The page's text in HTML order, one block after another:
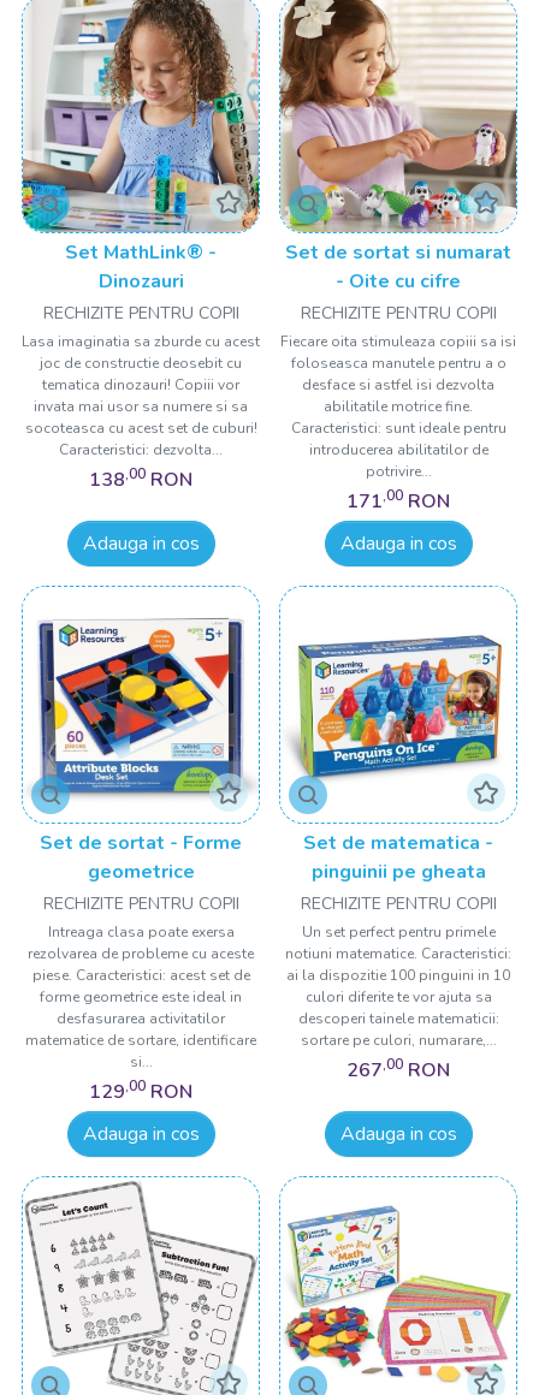
Set MathLink® -
Dinozauri
RECHIZITE PENTRU COPII
Lasa imaginatia sa zburde cu acest
joc de constructie deosebit cu
tematica dinozauri! Copiii vor
invata mai usor sa numere si sa
socoteasca cu acest set de cuburi!
Caracteristici: dezvolta...
138,00 RON
Adauga in cos
Set de sortat si numarat
- Oite cu cifre
RECHIZITE PENTRU COPII
Fiecare oita stimuleaza copiii sa isi
foloseasca manutele pentru a o
desface si astfel isi dezvolta
abilitatile motrice fine.
Caracteristici: sunt ideale pentru
introducerea abilitatilor de
potrivire...
171,00 RON
Adauga in cos
Set de sortat - Forme
geometrice
RECHIZITE PENTRU COPII
Intreaga clasa poate exersa
rezolvarea de probleme cu aceste
piese. Caracteristici: acest set de
forme geometrice este ideal in
desfasurarea activitatilor
matematice de sortare, identificare
si...
129,00 RON
Adauga in cos
Set de matematica -
pinguinii pe gheata
RECHIZITE PENTRU COPII
Un set perfect pentru primele
notiuni matematice. Caracteristici:
ai la dispozitie 100 pinguini in 10
culori diferite te vor ajuta sa
descoperi tainele matematicii:
sortare pe culori, numarare,...
267,00 RON
Adauga in cos